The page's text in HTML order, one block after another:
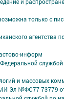
только с
агентства
информ
службой
и массовых
Эл №ФС77-73779